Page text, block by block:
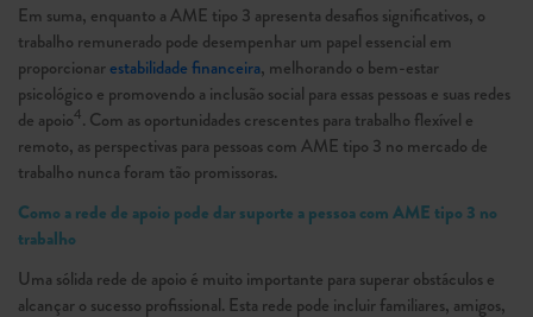
Em suma, enquanto a AME tipo 3 apresenta desafios significativos, o
trabalho remunerado pode desempenhar um papel essencial em
proporcionarestabilidade financeira, melhorando o bem-estar
psicológico e promovendo a inclusão social para essas pessoas e suas redes
de apoio4. Com as oportunidades crescentes para trabalho flexível e
remoto, as perspectivas para pessoas com AME tipo 3 no mercado de
trabalho nunca foram tão promissoras.
Como a rede de apoio pode dar suporte a pessoa com AME tipo 3 no
trabalho
Uma sólida rede de apoio é muito importante para superar obstáculos e
alcançar o sucesso profissional. Esta rede pode incluir familiares, amigos,